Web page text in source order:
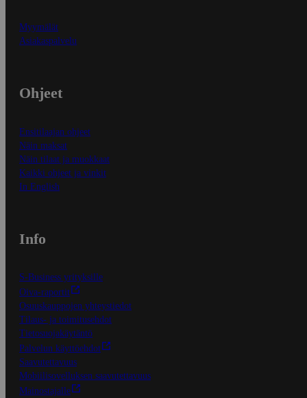
Myymälät
Asiakaspalvelu
Ohjeet
Ensitilaajan ohjeet
Näin maksat
Näin tilaat ja muokkaat
Kaikki ohjeet ja vinkit
In English
Info
S-Business yrityksille
Oiva-raportit
Osuuskauppojen yhteystiedot
Tilaus- ja toimitusehdot
Tietosuojakäytäntö
Palvelun käyttöehdot
Saavutettavuus
Mobiilisovelluksen saavutettavuus
Mainostajalle